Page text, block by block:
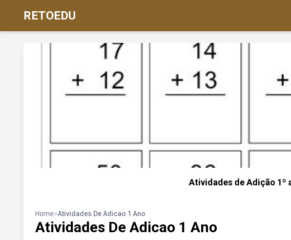
RETOEDU
Atividades de Adição 1º
Home>Atividades De Adicao 1 Ano
Atividades De Adicao 1 Ano